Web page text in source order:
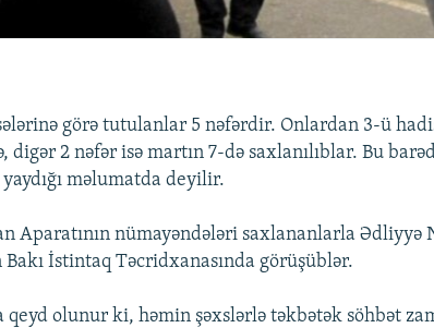
görə tutulanlar 5 nəfərdir. Onlardan 3-ü
digər 2 nəfər isə martın 7-də saxlanılıblar. Bu
yaydığı məlumatda deyilir.
Aparatının nümayəndələri saxlananlarla Ədliyyə
İstintaq Təcridxanasında görüşüblər.
qeyd olunur ki, həmin şəxslərlə təkbətək söhbət